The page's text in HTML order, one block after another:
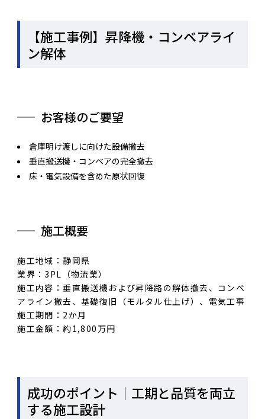
【施工事例】昇降機・コンベアライ
ン解体
お客様のご要望
倉庫明け渡しに向けた設備撤去
垂直搬送機・コンベアの完全撤去
床・電気設備を含めた原状回復
施工概要
施工地域：静岡県
業界：3PL（物流業）
施工内容：垂直搬送機および昇降路の解体撤去、コンベ
アライン撤去、基礎復旧（モルタル仕上げ）、電気工事
施工期間：2か月
施工金額：約1,800万円
成功のポイント｜工期と品質を両立
する施工設計